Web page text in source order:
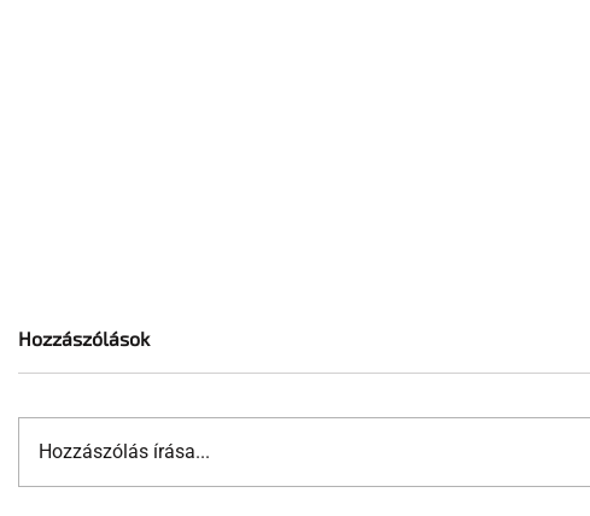
Hozzászólások
Hozzászólás írása...